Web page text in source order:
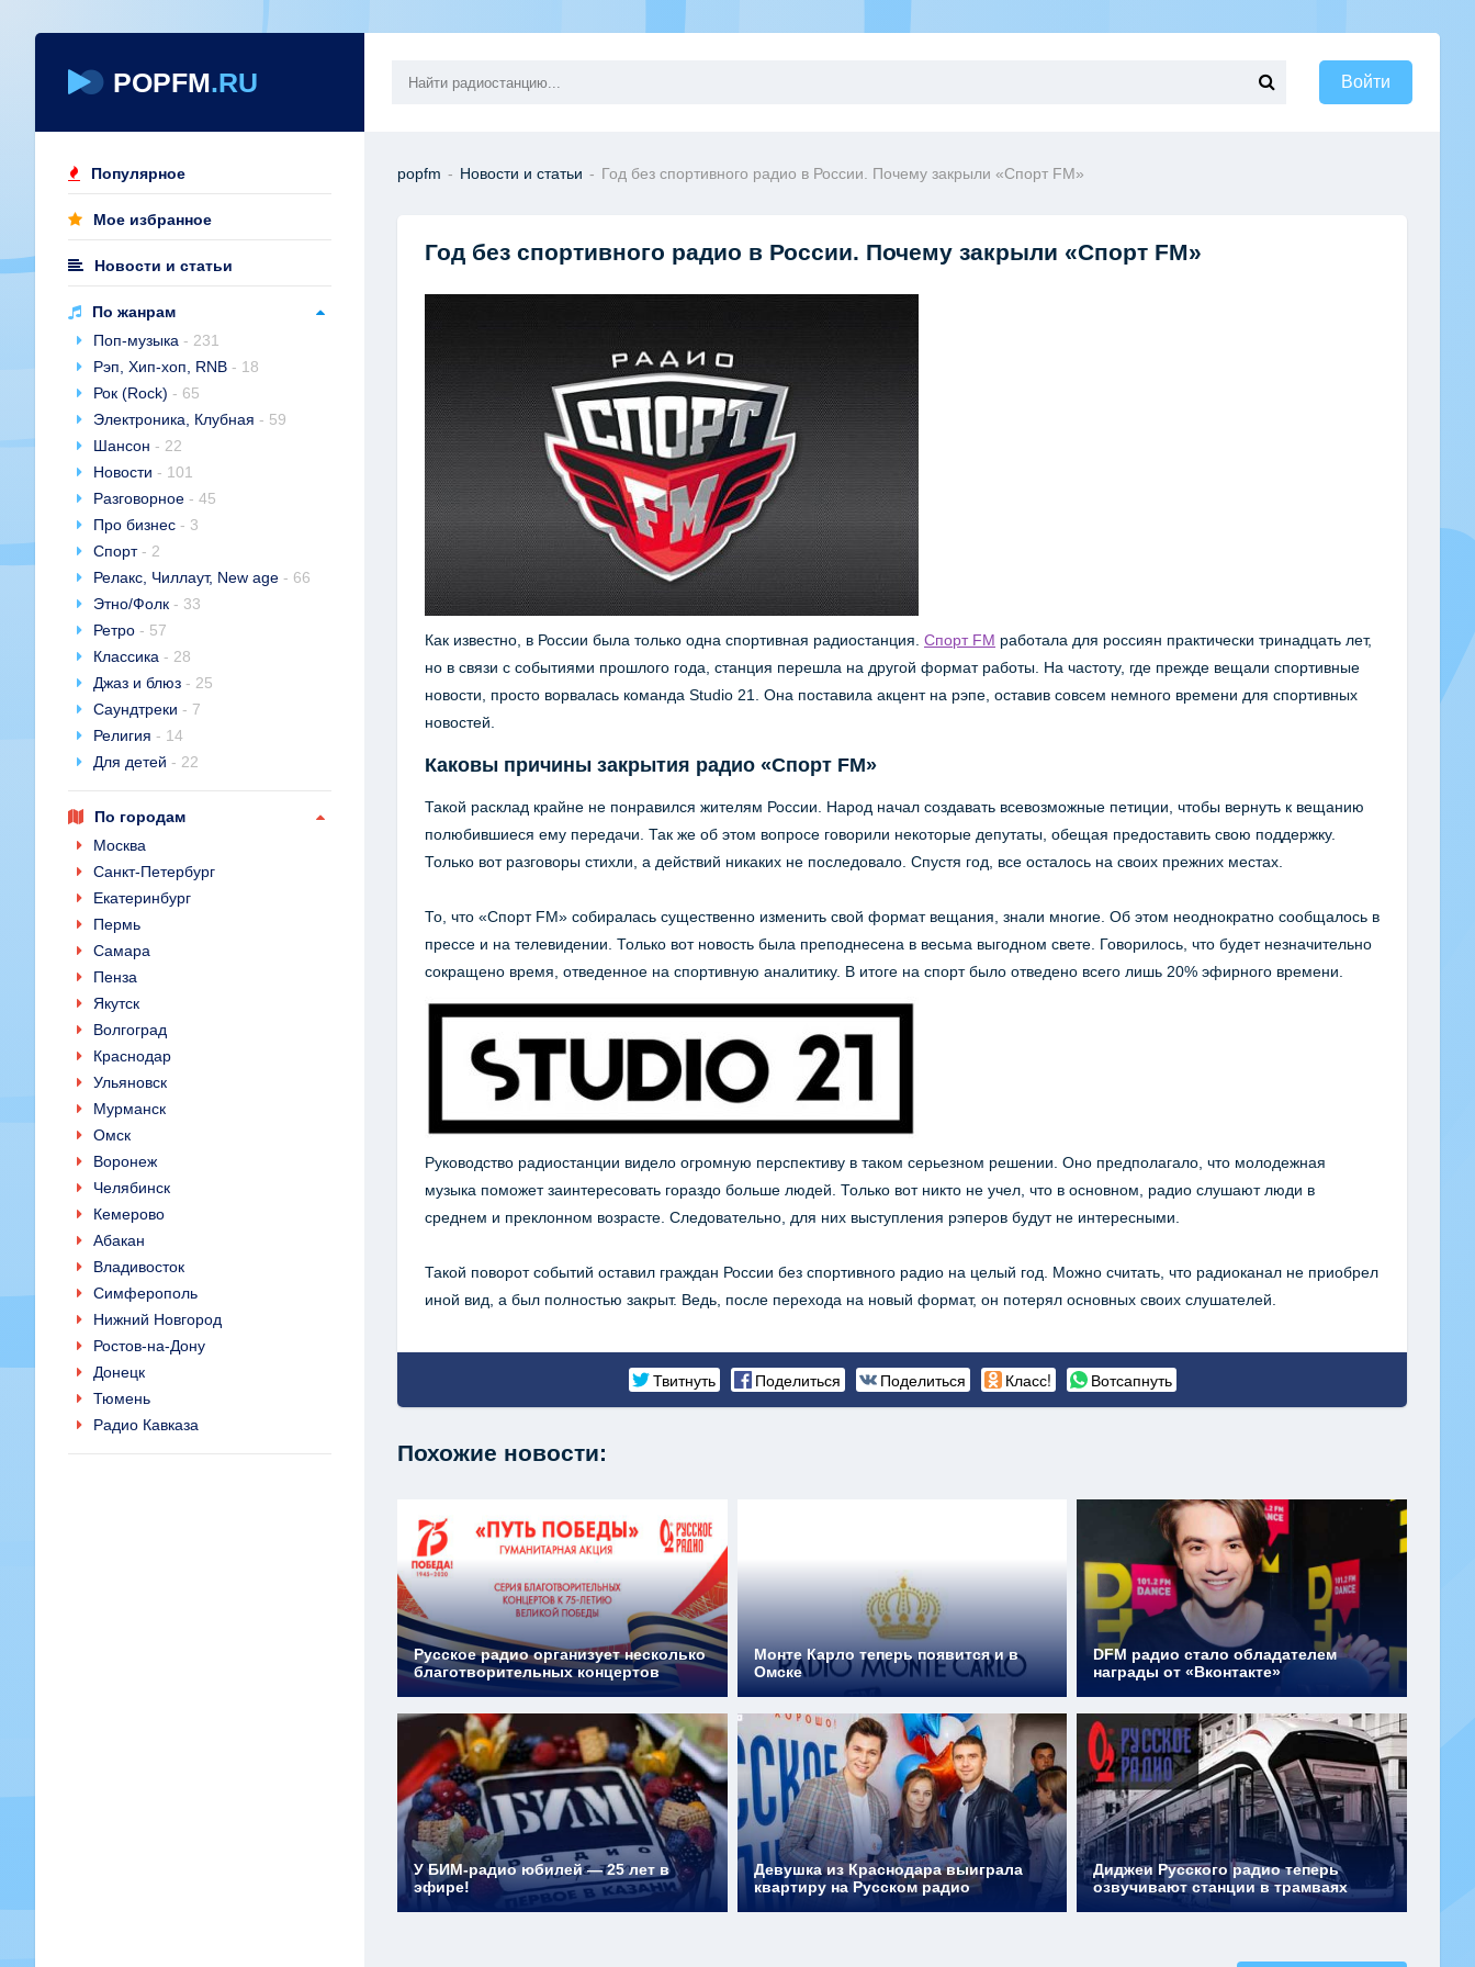
POPFM.RU
Популярное
Мое избранное
Новости и статьи
По жанрам
Поп-музыка - 231
Рэп, Хип-хоп, RNB - 18
Рок (Rock) - 65
Электроника, Клубная - 59
Шансон - 22
Новости - 101
Разговорное - 45
Про бизнес - 3
Спорт- 2
Релакс, Чиллаут, New age - 66
Этно/Фолк - 33
Ретро - 57
Классика - 28
Джаз и блюз - 25
Саундтреки - 7
Религия - 14
Для детей - 22
По городам
Москва
Санкт-Петербург
Екатеринбург
Пермь
Самара
Пенза
Якутск
Волгоград
Краснодар
Ульяновск
Мурманск
Омск
Воронеж
Челябинск
Кемерово
Абакан
Владивосток
Симферополь
Нижний Новгород
Ростов-на-Дону
Донецк
Тюмень
Радио Кавказа
Войти
popfm - Новости и статьи - Год без спортивного радио в России. Почему закрыли «Cпорт FM»
Год без спортивного радио в России. Почему закрыли «Cпорт FM»
Как известно, в России была только одна спортивная радиостанция. Спорт FM работала для россиян практически тринадцать лет,
но в связи с событиями прошлого года, станция перешла на другой формат работы. На частоту, где прежде вещали спортивные
новости, просто ворвалась команда Studio 21. Она поставила акцент на рэпе, оставив совсем немного времени для спортивных
новостей.
Каковы причины закрытия радио «Спорт FM»
Такой расклад крайне не понравился жителям России. Народ начал создавать всевозможные петиции, чтобы вернуть к вещанию
полюбившиеся ему передачи. Так же об этом вопросе говорили некоторые депутаты, обещая предоставить свою поддержку.
Только вот разговоры стихли, а действий никаких не последовало. Спустя год, все осталось на своих прежних местах.
То, что «Спорт FM» собиралась существенно изменить свой формат вещания, знали многие. Об этом неоднократно сообщалось в
прессе и на телевидении. Только вот новость была преподнесена в весьма выгодном свете. Говорилось, что будет незначительно
сокращено время, отведенное на спортивную аналитику. В итоге на спорт было отведено всего лишь 20% эфирного времени.
Руководство радиостанции видело огромную перспективу в таком серьезном решении. Оно предполагало, что молодежная
музыка поможет заинтересовать гораздо больше людей. Только вот никто не учел, что в основном, радио слушают люди в
среднем и преклонном возрасте. Следовательно, для них выступления рэперов будут не интересными.
Такой поворот событий оставил граждан России без спортивного радио на целый год. Можно считать, что радиоканал не приобрел
иной вид, а был полностью закрыт. Ведь, после перехода на новый формат, он потерял основных своих слушателей.
Твитнуть Поделиться Поделиться Класс! Вотсапнуть
Похожие новости:
Русское радио организует несколько
благотворительных концертов
Монте Карло теперь появится и в
Омске
DFM радио стало обладателем
награды от «Вконтакте»
У БИМ-радио юбилей — 25 лет в
эфире!
Девушка из Краснодара выиграла
квартиру на Русском радио
Диджеи Русского радио теперь
озвучивают станции в трамваях